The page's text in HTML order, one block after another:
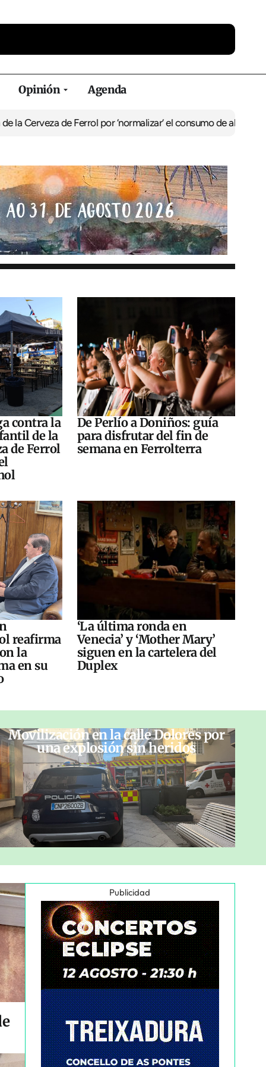
Opinión Agenda
Ferrol por ‘normalizar’ el consumo de alcoholDe Perlío a
contra la
de la
de Ferrol
De Perlío a Doniños: guía
para disfrutar del fin de
semana en Ferrolterra
reafirma
la
en su
‘La última ronda en
Venecia’ y ‘Mother Mary’
siguen en la cartelera del
Duplex
Movilización en la calle Dolores por
una explosión sin heridos
Publicidad